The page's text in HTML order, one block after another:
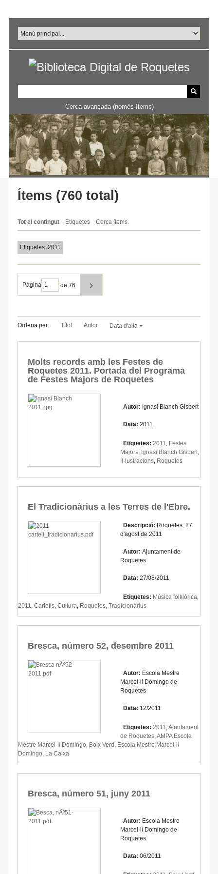
principal
Cerca avançada (només ítems)
Ítems (760 total)
Tot el contingut Etiquetes Cerca ítems.
Etiquetes: 2011
Pàgina de 76
Ordena per: Títol Autor Data d'alta
Molts records amb les Festes de
Roquetes 2011. Portada del Programa
de Festes Majors de Roquetes
Autor: Ignasi Blanch Gisbert
Data: 2011
Etiquetes: 2011
Festes
Majors Ignasi Blanch Gisbert
Il·lustracions Roquetes
El Tradicionàrius a les Terres de l'Ebre.
Descripció: Roquetes, 27
d'agost de 2011
Autor: Ajuntament de
Roquetes
Data: 27/08/2011
Etiquetes: Música folklórica
2011
Cartells Cultura Roquetes Tradicionàrius
Bresca, número 52, desembre 2011
Autor: Escola Mestre
Marcel·lí Domingo de
Roquetes
Data: 12/2011
Etiquetes: 2011 Ajuntament
de Roquetes AMPA Escola
Mestre Marcel·lí Domingo Boix Verd Escola Mestre Marcel·lí
Domingo La Caixa
Bresca, número 51, juny 2011
Autor: Escola Mestre
Marcel·lí Domingo de
Roquetes
Data: 06/2011